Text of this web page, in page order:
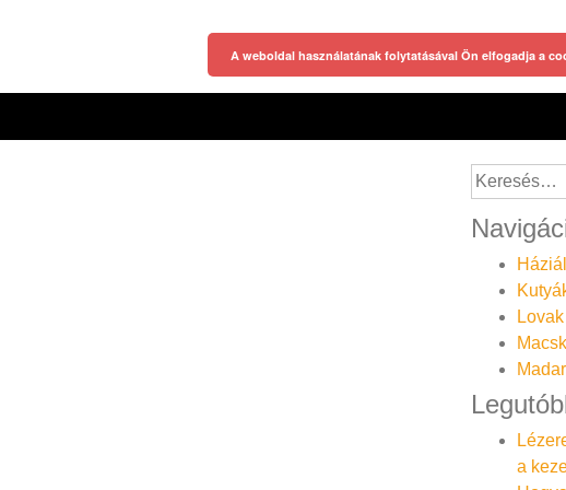
Keresés:
Lovak
a
A weboldal használatának folytatásával Ön elfogadja a